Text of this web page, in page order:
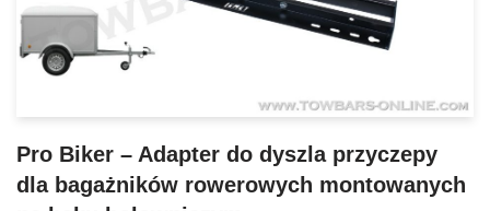
Pro Biker – Adapter do dyszla przyczepy
dla bagażników rowerowych montowanych